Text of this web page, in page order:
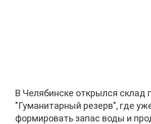
В Челябинске открылся склад
"Гуманитарный резерв", где
формировать запас воды и